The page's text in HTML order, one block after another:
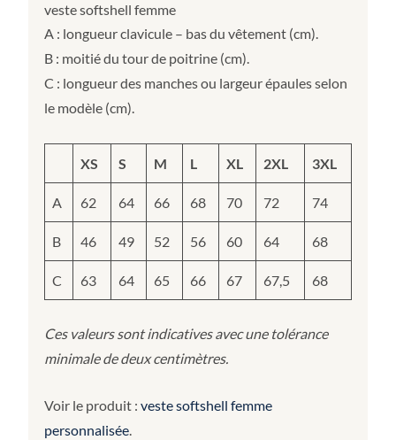
veste softshell femme
A : longueur clavicule – bas du vêtement (cm).
B : moitié du tour de poitrine (cm).
C : longueur des manches ou largeur épaules selon
le modèle (cm).
XS S M L XL 2XL 3XL
A 62 64 66 68 70 72 74
B 46 49 52 56 60 64 68
C 63 64 65 66 67 67,5 68
Ces valeurs sont indicatives avec une tolérance
minimale de deux centimètres.
Voir le produit : veste softshell femme
personnalisée.